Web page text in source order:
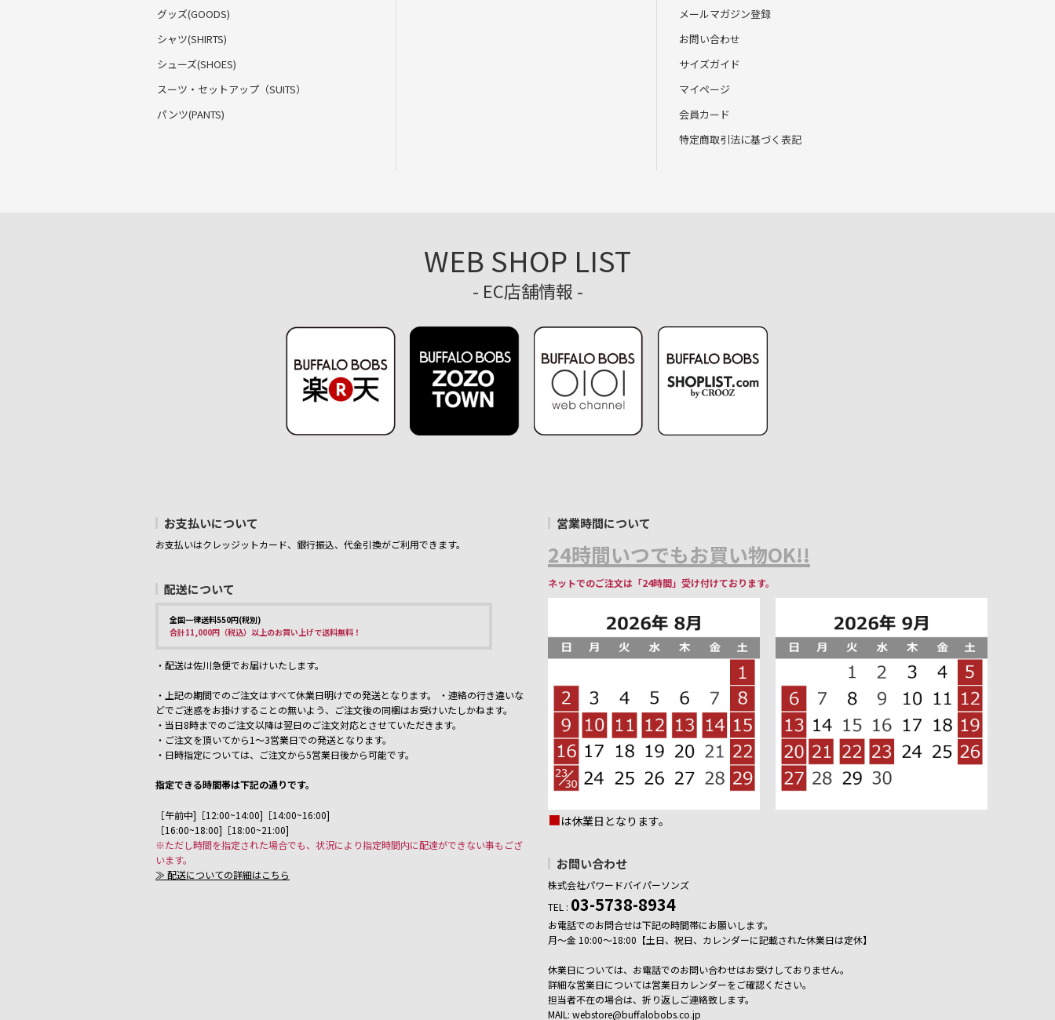
グッズ(GOODS)
シャツ(SHIRTS)
シューズ(SHOES)
スーツ・セットアップ （SUITS）
パンツ(PANTS)
メールマガジン登録
お問い合わせ
サイズガイド
マイページ
会員カード
特定商取引法に基づく表記
WEB SHOP LIST
- EC店舗情報 -
お支払いについて
お支払いはクレッジットカード、銀行振込、代金引換がご利用できます。
配送について
全国一律送料550円(税別)
合計11,000円（税込）以上のお買い上げで送料無料！
・配送は佐川急便でお届けいたします。
・上記の期間でのご注文はすべて休業日明けでの発送となります。 ・連絡の行き違いな
どでご迷惑をお掛けすることの無いよう、ご注文後の同梱はお受けいたしかねます。
・当日8時までのご注文以降は翌日のご注文対応とさせていただきます。
・ご注文を頂いてから1～3営業日での発送となります。
・日時指定については、ご注文から5営業日後から可能です。
指定できる時間帯は下記の通りです。
［午前中]［12:00~14:00]［14:00~16:00]
［16:00~18:00]［18:00~21:00]
※ただし時間を指定された場合でも、状況により指定時間内に配達ができない事もござ
います。
≫ 配送についての詳細はこちら
営業時間について
24時間いつでもお買い物OK!!
ネットでのご注文は「24時間」受け付けております。
■は休業日となります。
お問い合わせ
株式会社パワードバイパーソンズ
TEL : 03-5738-8934
お電話でのお問合せは下記の時間帯にお願いします。
月～金 10:00～18:00【土日、祝日、カレンダーに記載された休業日は定休】
休業日については、お電話でのお問い合わせはお受けしておりません。
詳細な営業日については営業日カレンダーをご確認ください。
担当者不在の場合は、折り返しご連絡致します。
MAIL: webstore@buffalobobs.co.jp